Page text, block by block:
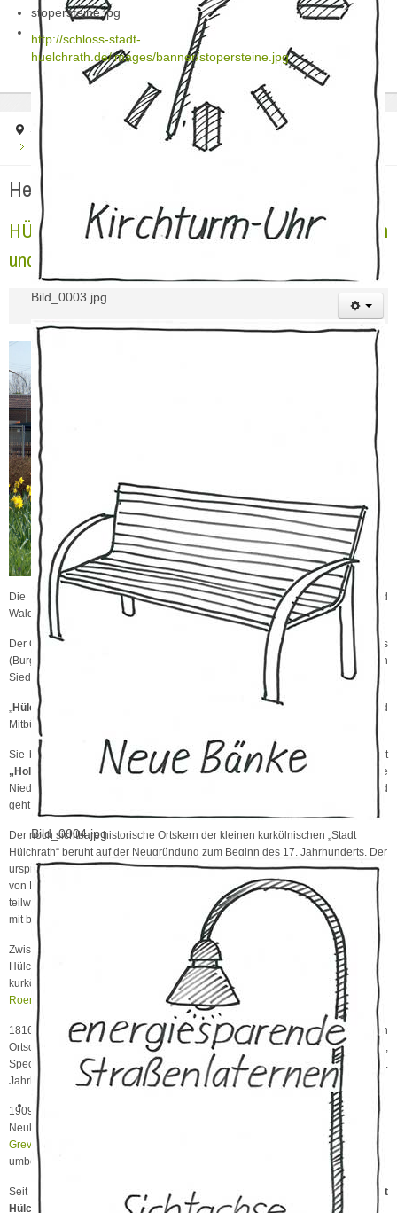
Bild_0003.jpg
Bild_0004.jpg
stopersteine.jpg
http://schloss-stadt-
huelchrath.de/images/banner/stopersteine.jpg
Startseite
Uncategorised
HÜLCHRATH das „Drei-Säulen-Dorf" mit Tradition und Zukunft!
Herzlich Willkommen in Hülchrath
HÜLCHRATH das „Drei-Säulen-Dorf" mit Tradition
und Zukunft!
liegt im Rhein-Kreis
km nordöstlich von Grevenbroich
und 9 km südöstlich von Neuss in
Ostufer des „Gillbach“ und grenzt
nordöstlich an den strategischen
Bahndamm, eine
Eisenbahnstrecke die nie
fertiggestellt wurde und auf der
niemals ein Zug fuhr.
Die „Schloss-Stadt Hülchrath“ist umgeben von Natur, Landwirtschaft und
Wald.
Der Ort besteht aus dem historischen Ortskern (Stadtwüstung) mit dem Schloss
(Burg) Hülchrath (Landesburg) und der sich im Nordosten anschließenden
Siedlungen.
„Hülchrath“
ist Heimat und Wohnort von z. Zeit ca. 720 Mitbürgerinnen und
Mitbürgern.
Sie bewegen sich, in dem im Jahr 1120 erstmals urkundlich erwähnten Ort
„Holkerode“,
auf geschichtsträchtigem Boden. Die mittelalterliche
Niederungsburg
mit dem weithin sichtbaren Bergfried
geht zurück auf Anfänge im 10. Jahrhundert.
Der noch sichtbare historische Ortskern der kleinen kurkölnischen „Stadt
Hülchrath“ beruht auf der Neugründung zum Beginn des 17. Jahrhunderts. Der
ursprüngliche Ort wurde im Truchsessischen Krieg (1583) durch die Truppen
von Herzog Friedrich von Sachsen-Lauenburg völlig und die Burganlage
teilweise zerstört. 1608 wurde der jetzige Ort östlich der Burg alsFlecken
und
mit besonderen Privilegien ausgestattet neugegründet.
Zwischen 1590 und 1630 kam es zu zahlreichen
auf Schloss
Hülchrath. 1794 besetzten französische Truppen Hülchrath und lösten das
kurkölnische Amt auf. Es entstand dieMairieHülchrath im
Département de la
Roer
1816 wurde die Bürgermeisterei Hülchrath gebildet. Sie bestand aus den
Ortschaften Hülchrath, Gubisrath, Münchrath, Mühlrath, Neukirchen, Hoisten,
Speck, Wehl, Weckhoven und Helpenstein. Der Ort besaß bis ins 19.
Jahrhundert Stadtrechte und war Amtsitz des ehemaligen„Amtes Hülchrath“
1909 wurde der Sitz des Bürgermeisters der Gemeinde Hülchrath nach
Neukirchen verlegt. Als die Gemeinde Hülchrath 1929 in den
Landkreis
Grevenbroich-Neuß
eingemeindet wurde, wurde sie in Gemeinde Neukirchen
umbenannt.
Seit der kommunalen Neugliederung im Jahr 1975 ist die
„Schloss-Stadt
Hülchrath“
ein Stadtteil der Stadt Grevenbroich.